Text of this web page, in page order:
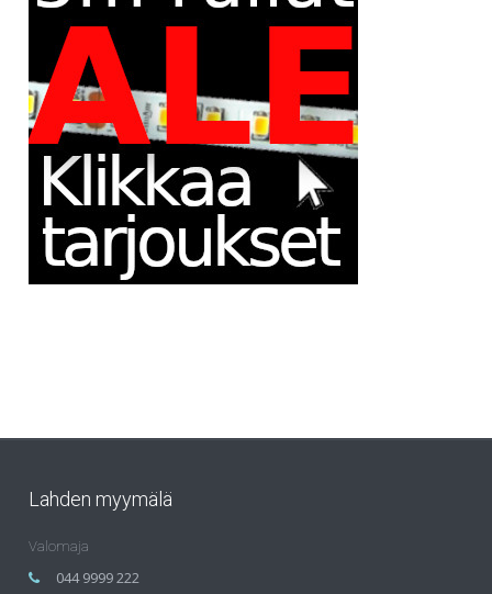
Lahden myymälä
Valomaja
044 9999 222